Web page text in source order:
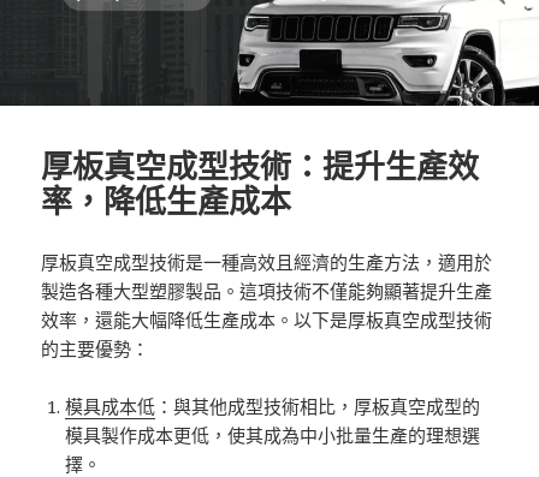
厚板真空成型技術：提升生產效
率，降低生產成本
厚板真空成型技術是一種高效且經濟的生產方法，適用於
製造各種大型塑膠製品。這項技術不僅能夠顯著提升生產
效率，還能大幅降低生產成本。以下是厚板真空成型技術
的主要優勢：
模具成本低 ：與其他成型技術相比，厚板真空成型的
模具製作成本更低，使其成為中小批量生產的理想選
擇。